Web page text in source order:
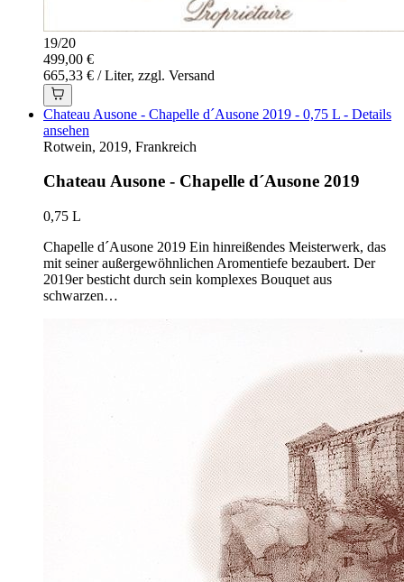
19/20
499,00 €
665,33 € / Liter, zzgl. Versand
Chateau Ausone - Chapelle d´Ausone 2019 - 0,75 L - Details
ansehen
Rotwein, 2019, Frankreich
Chateau Ausone - Chapelle d´Ausone 2019
0,75 L
Chapelle d´Ausone 2019 Ein hinreißendes Meisterwerk, das
mit seiner außergewöhnlichen Aromentiefe bezaubert. Der
2019er besticht durch sein komplexes Bouquet aus
schwarzen…